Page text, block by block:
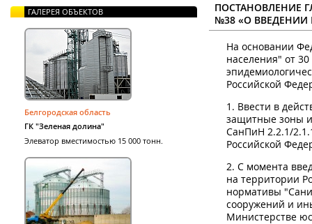
ПОСТАНОВЛЕНИЕ
№38 «О ВВЕДЕНИИ
На основании
населения" от
Российской
1. Ввести в
защитные зоны
СанПиН 2.2.1/
Российской
2. С момента
на территории
нормативы
сооружений и
Министерстве
ГАЛЕРЕЯ ОБЪЕКТОВ
Белгородская область
ГК "Зеленая долина"
Элеватор вместимостью 15 000 тонн.